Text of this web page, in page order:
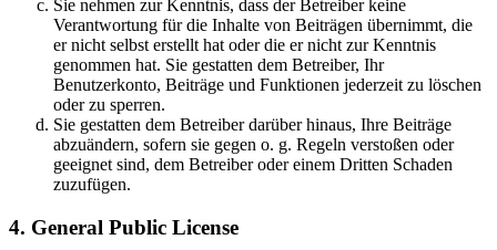
Sie nehmen zur Kenntnis, dass der Betreiber keine
Verantwortung für die Inhalte von Beiträgen übernimmt, die
er nicht selbst erstellt hat oder die er nicht zur Kenntnis
genommen hat. Sie gestatten dem Betreiber, Ihr
Benutzerkonto, Beiträge und Funktionen jederzeit zu löschen
oder zu sperren.
Sie gestatten dem Betreiber darüber hinaus, Ihre Beiträge
abzuändern, sofern sie gegen o. g. Regeln verstoßen oder
geeignet sind, dem Betreiber oder einem Dritten Schaden
zuzufügen.
4. General Public License